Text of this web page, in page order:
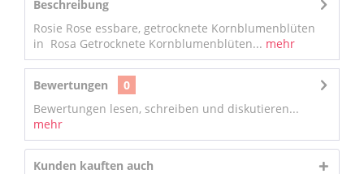
Beschreibung
Rosie Rose essbare, getrocknete Kornblumenblüten
in Rosa Getrocknete Kornblumenblüten... mehr
Bewertungen
0
Bewertungen lesen, schreiben und diskutieren...
mehr
Kunden kauften auch